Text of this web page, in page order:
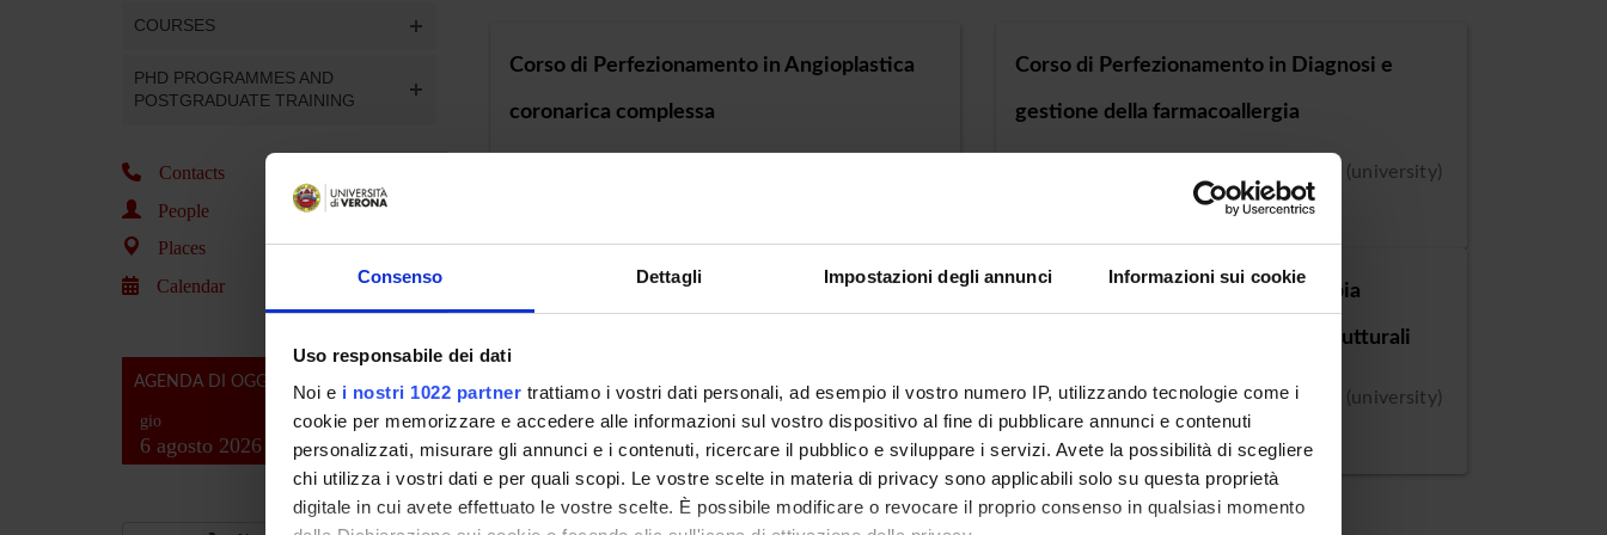
Consenso Dettagli Impostazioni degli annunci Informazioni sui cookie
Uso responsabile dei dati
Noi e i nostri 1022 partner trattiamo i vostri dati personali, ad esempio il vostro numero IP, utilizzando tecnologie come i
cookie per memorizzare e accedere alle informazioni sul vostro dispositivo al fine di pubblicare annunci e contenuti
personalizzati, misurare gli annunci e i contenuti, ricercare il pubblico e sviluppare i servizi. Avete la possibilità di scegliere
chi utilizza i vostri dati e per quali scopi. Le vostre scelte in materia di privacy sono applicabili solo su questa proprietà
digitale in cui avete effettuato le vostre scelte. È possibile modificare o revocare il proprio consenso in qualsiasi momento
COURSES
PHD PROGRAMMES AND
POSTGRADUATE TRAINING
Contacts
People
Places
Calendar
AGENDA DI OGGI
gio
6 agosto 2026
Corso di Perfezionamento in Angioplastica
coronarica complessa
Corso di Perfezionamento in Diagnosi e
gestione della farmacoallergia
Degree class : CP - Advanced courses (university)
Corso di Perfezionamento in Infermieristica
Degree class : CP - Advanced courses (university)
Corso di Perfezionamento in Terapia
transcatetere delle cardiopatie strutturali
Degree class : CP - Advanced courses (university)